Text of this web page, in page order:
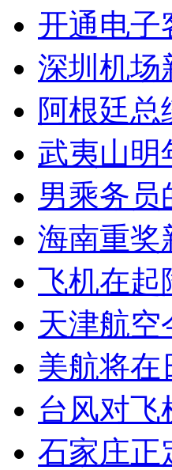
开通电子
深圳机场
阿根廷
武夷山明
男乘务员
海南重奖
飞机在起
天津航空
美航将在
台风对飞
石家庄正